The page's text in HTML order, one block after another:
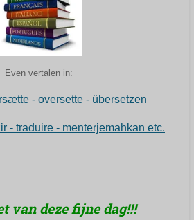
Even vertalen in:
- oversette - übersetzen
- traduire - menterjemahkan etc.
van deze fijne dag!!!